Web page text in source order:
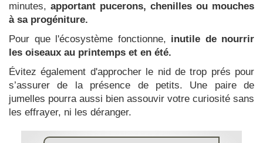
minutes, apportant pucerons, chenilles ou mouches
à sa progéniture.
Pour que l'écosystème fonctionne, inutile de nourrir
les oiseaux au printemps et en été.
Évitez également d'approcher le nid de trop prés pour
s’assurer de la présence de petits. Une paire de
jumelles pourra aussi bien assouvir votre curiosité sans
les effrayer, ni les déranger.